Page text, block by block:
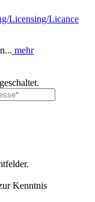
Licensing/Licance
mehr
Kenntnis